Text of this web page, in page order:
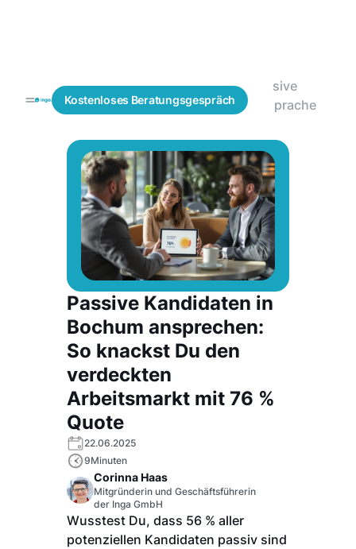
Kostenloses Beratungsgespräch
Blogs Mitarbeitergewinnung
Passive
Ansprache
Passive Kandidaten in
Bochum ansprechen:
So knackst Du den
verdeckten
Arbeitsmarkt mit 76 %
Quote
22.06.2025
9Minuten
Corinna Haas
Mitgründerin und Geschäftsführerin
der Inga GmbH
Wusstest Du, dass 56 % aller
potenziellen Kandidaten passiv sind